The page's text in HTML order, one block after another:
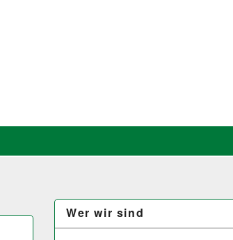
Wer wir sind